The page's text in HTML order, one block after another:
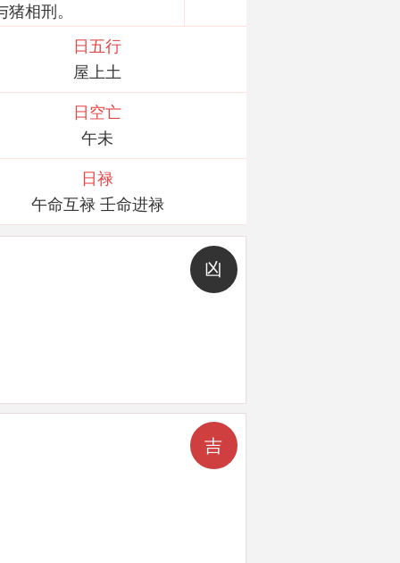
相刑。
日五行
屋上土
日空亡
午未
日禄
午命互禄 壬命进禄
凶
吉